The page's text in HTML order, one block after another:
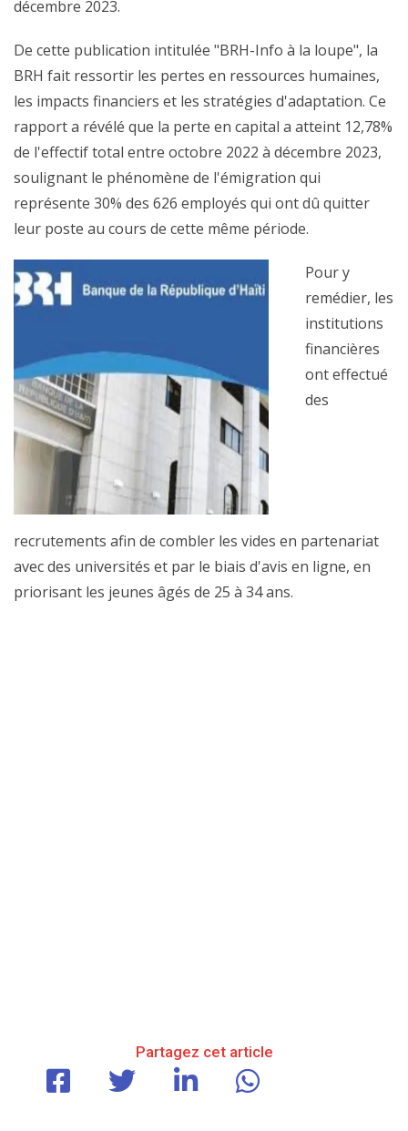
décembre 2023.
De cette publication intitulée "BRH-Info à la loupe", la
BRH fait ressortir les pertes en ressources humaines,
les impacts financiers et les stratégies d'adaptation. Ce
rapport a révélé que la perte en capital a atteint 12,78%
de l'effectif total entre octobre 2022 à décembre 2023,
soulignant le phénomène de l'émigration qui
représente 30% des 626 employés qui ont dû quitter
leur poste au cours de cette même période.
Pour y
remédier, les
institutions
financières
ont effectué
des
recrutements afin de combler les vides en partenariat
avec des universités et par le biais d'avis en ligne, en
priorisant les jeunes âgés de 25 à 34 ans.
Partagez cet article